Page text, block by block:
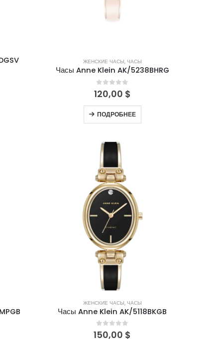
ЖЕНСКИЕ ЧАСЫ, ЧАСЫ
​Часы Anne Klein AK/5238BHRG
0out of 5
120,00 $
ПОДРОБНЕЕ
ЖЕНСКИЕ ЧАСЫ, ЧАСЫ
Часы Anne Klein AK/5118BKGB
0out of 5
150,00 $